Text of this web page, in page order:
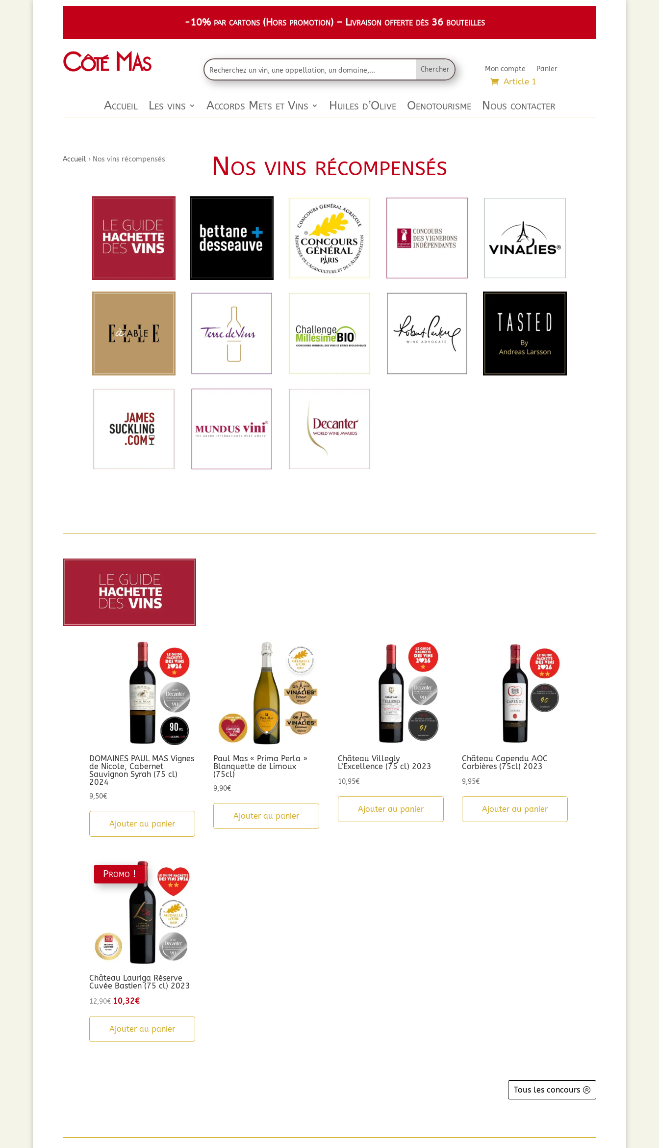
-10% par cartons (Hors promotion) – Livraison offerte dès 36 bouteilles
Mon compte Panier
Article 1
Accueil Les vins Accords Mets et Vins Huiles d’Olive Oenotourisme Nous contacter
Accueil› Nos vins récompensés Nos vins récompensés
DOMAINES PAUL MAS Vignes
de Nicole, Cabernet
Sauvignon Syrah (75 cl)
2024
9,50€
Ajouter au panier
Paul Mas « Prima Perla »
Blanquette de Limoux
(75cl)
9,90€
Ajouter au panier
Château Villegly
L’Excellence (75 cl) 2023
10,95€
Ajouter au panier
Château Capendu AOC
Corbières (75cl) 2023
9,95€
Ajouter au panier
Promo !
Château Lauriga Réserve
Cuvée Bastien (75 cl) 2023
12,90€ Le
initial
10,32€Le
actuel
Ajouter au panier
Tous les concours